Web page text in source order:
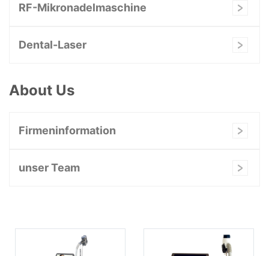
RF-Mikronadelmaschine
Dental-Laser
About Us
Firmeninformation
unser Team